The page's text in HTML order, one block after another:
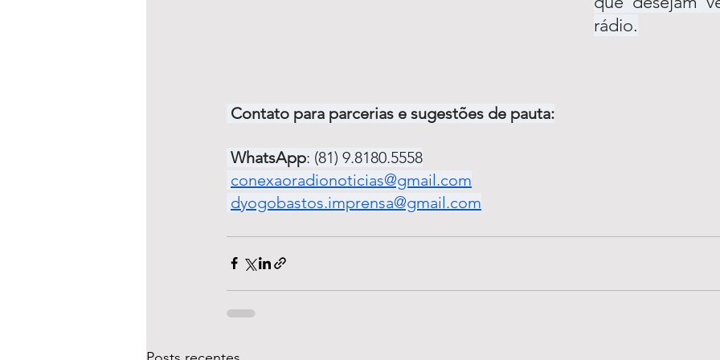
rádio.
Contato para parcerias e sugestões de pauta:
WhatsApp: (81) 9.8180.5558
conexaoradionoticias@gmail.com
dyogobastos.imprensa@gmail.com